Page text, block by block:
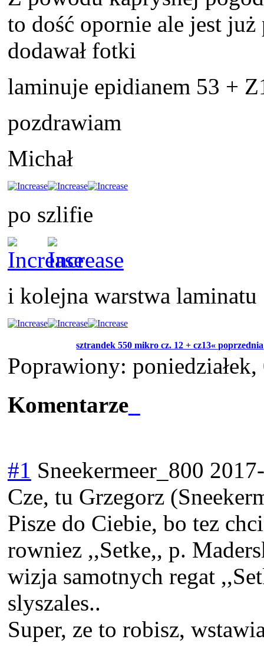
to dość opornie ale jest
dodawał fotki
laminuje epidianem 53 +
pozdrawiam
Michał
po szlifie
i kolejna warstwa laminatu
sztrandek 550 mikro cz. 12 + cz13« poprzednia
Poprawiony:
Komentarze
#1 Sneekermeer_800
Cze, tu Grzegorz
Pisze do Ciebie, bo tez
rowniez ,,Setke,, p.
wizja samotnych regat
slyszales..
Super, ze to robisz,